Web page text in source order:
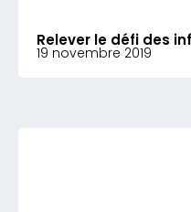
Relever le défi des
19 novembre 2019